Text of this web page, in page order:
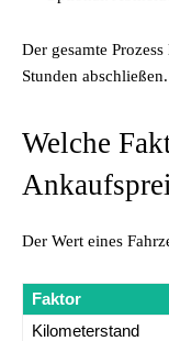
Der gesamte
Stunden abschließen.
Welche
Der Wert eines
Faktor
Kilometerstand